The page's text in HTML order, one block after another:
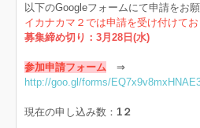
以下のGoogleフォームにて申請をお願
イカナカマ２では申請を受け付けてお
募集締め切り：3月28日(水)
参加申請フォーム ⇒
http://goo.gl/forms/
現在の申し込み数： 1２